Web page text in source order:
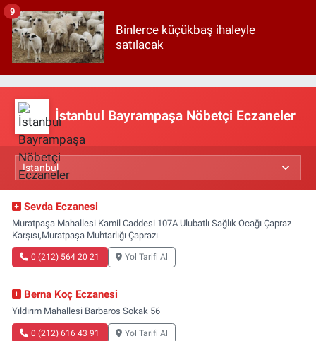
Binlerce küçükbaş ihaleyle
satılacak
9
İstanbul Bayrampaşa Nöbetçi Eczaneler
Sevda Eczanesi
Muratpaşa Mahallesi Kamil Caddesi 107A Ulubatlı Sağlık Ocağı Çapraz
Karşısı,Muratpaşa Muhtarlığı Çaprazı
0 (212) 564 20 21 Yol Tarifi Al
Berna Koç Eczanesi
Yıldırım Mahallesi Barbaros Sokak 56
0 (212) 616 43 91 Yol Tarifi Al